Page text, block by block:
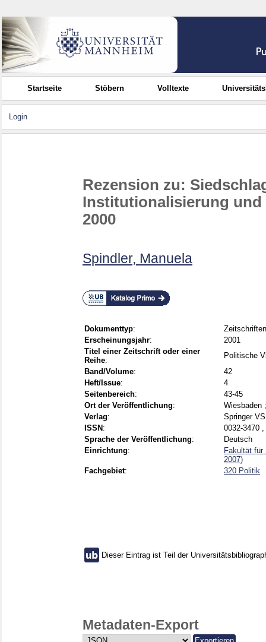
Startseite Stöbern Volltexte
Login
Rezension zu:
Institutionalisierung
2000
Spindler, Manuela
Dokumenttyp:
Erscheinungsjahr:
2001
Titel einer Zeitschrift oder einer
Reihe:
Politische
Band/Volume:
42
Heft/Issue:
4
Seitenbereich:
43-45
Ort der Veröffentlichung:
Wiesbaden
Verlag:
Springer
ISSN :
0032-3470
Sprache der Veröffentlichung:
Deutsch
Einrichtung:
Fakultät
2007)
Fachgebiet: 320 Politik
Dieser Eintrag ist Teil der
Metadaten-Export